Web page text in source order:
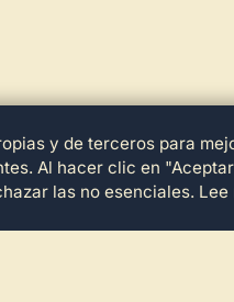
y de terceros para
Al hacer clic en
las no esenciales. Lee